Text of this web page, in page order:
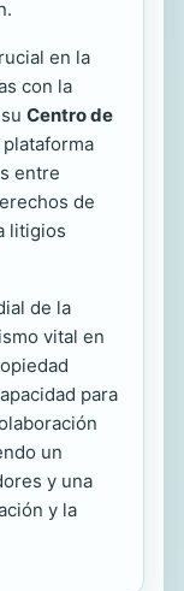
en la
con la
Centro de
entre
de
litigios
de la
vital en
para
un
y una
y la